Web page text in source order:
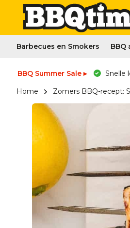
Barbecues en Smokers BBQ
BBQ Summer Sale ▸ Snelle
Home Zomers BBQ-recept: